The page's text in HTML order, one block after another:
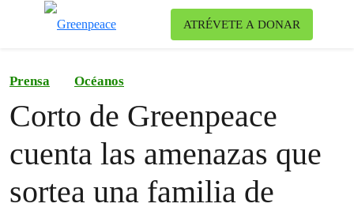
ATRÉVETE A DONAR
Prensa Océanos
Corto de Greenpeace
cuenta las amenazas que
sortea una familia de